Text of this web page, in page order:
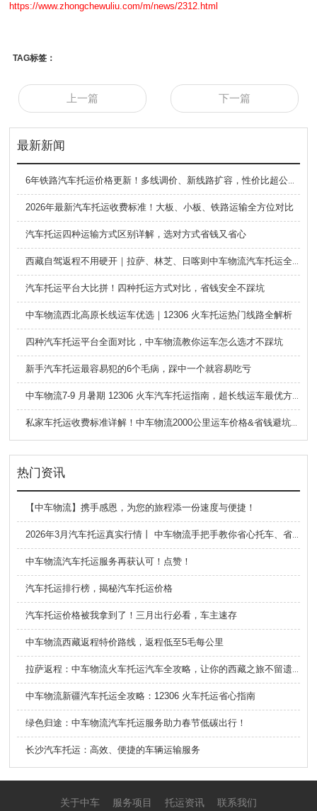
https://www.zhongchewuliu.com/m/news/2312.html
TAG标签：
上一篇 下一篇
最新新闻
6年铁路汽车托运价格更新！多线调价、新线路扩容，性价比超公路大板车
2026年最新汽车托运收费标准！大板、小板、铁路运输全方位对比
汽车托运四种运输方式区别详解，选对方式省钱又省心
西藏自驾返程不用硬开｜拉萨、林芝、日喀则中车物流汽车托运全指南
汽车托运平台大比拼！四种托运方式对比，省钱安全不踩坑
中车物流西北高原长线运车优选｜12306 火车托运热门线路全解析
四种汽车托运平台全面对比，中车物流教你运车怎么选才不踩坑
新手汽车托运最容易犯的6个毛病，踩中一个就容易吃亏
中车物流7-9 月暑期 12306 火车汽车托运指南，超长线运车最优方案
私家车托运收费标准详解！中车物流2000公里运车价格&省钱避坑指南
热门资讯
【中车物流】携手感恩，为您的旅程添一份速度与便捷！
2026年3月汽车托运真实行情丨 中车物流手把手教你省心托车、省钱避坑
中车物流汽车托运服务再获认可！点赞！
汽车托运排行榜，揭秘汽车托运价格
汽车托运价格被我拿到了！三月出行必看，车主速存
中车物流西藏返程特价路线，返程低至5毛每公里
拉萨返程：中车物流火车托运汽车全攻略，让你的西藏之旅不留遗憾
中车物流新疆汽车托运全攻略：12306 火车托运省心指南
绿色归途：中车物流汽车托运服务助力春节低碳出行！
长沙汽车托运：高效、便捷的车辆运输服务
关于中车 服务项目 托运资讯 联系我们